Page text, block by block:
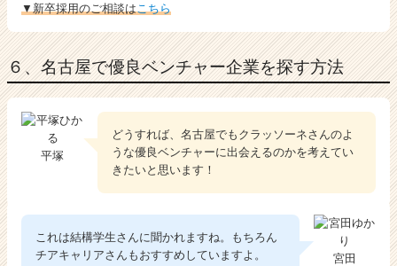
▼新卒採用のご相談は こちら
６、名古屋で優良ベンチャー企業を探す方法
平塚
どうすれば、名古屋でもクラッソーネさんのよ
うな優良ベンチャーに出会えるのかを考えてい
きたいと思います！
宮田
これは結構学生さんに聞かれますね。もちろん
チアキャリアさんもおすすめしていますよ。